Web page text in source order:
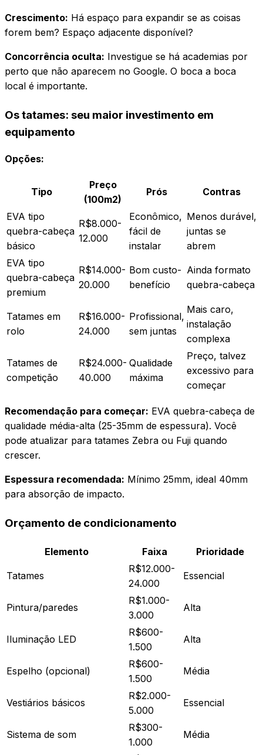
Crescimento: Há espaço para expandir se as coisas
forem bem? Espaço adjacente disponível?
Concorrência oculta: Investigue se há academias por
perto que não aparecem no Google. O boca a boca
local é importante.
Os tatames: seu maior investimento em
equipamento
Opções:
Tipo
Preço
(100m2)
Prós Contras
EVA tipo
quebra-cabeça
básico
R$8.000-
12.000
Econômico,
fácil de
instalar
Menos durável,
juntas se
abrem
EVA tipo
quebra-cabeça
premium
R$14.000-
20.000
Bom custo-
benefício
Ainda formato
quebra-cabeça
Tatames em
rolo
R$16.000-
24.000
Profissional,
sem juntas
Mais caro,
instalação
complexa
Tatames de
competição
R$24.000-
40.000
Qualidade
máxima
Preço, talvez
excessivo para
começar
Recomendação para começar: EVA quebra-cabeça de
qualidade média-alta (25-35mm de espessura). Você
pode atualizar para tatames Zebra ou Fuji quando
crescer.
Espessura recomendada: Mínimo 25mm, ideal 40mm
para absorção de impacto.
Orçamento de condicionamento
Elemento Faixa Prioridade
Tatames
R$12.000-
24.000
Essencial
Pintura/paredes
R$1.000-
3.000
Alta
Iluminação LED
R$600-
1.500
Alta
Espelho (opcional)
R$600-
1.500
Média
Vestiários básicos
R$2.000-
5.000
Essencial
Sistema de som
R$300-
1.000
Média